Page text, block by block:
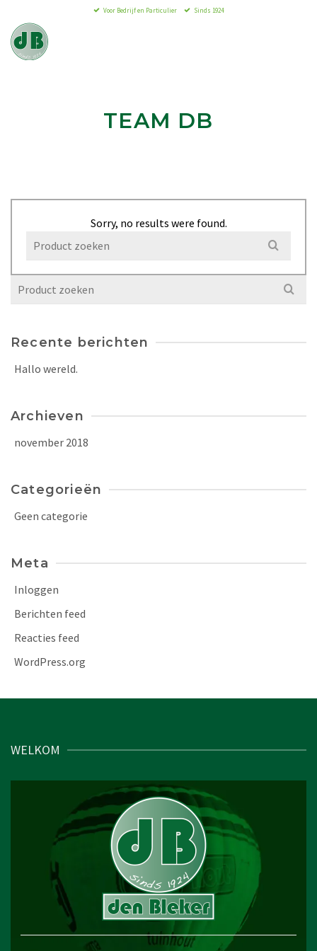
Voor Bedrijf en Particulier Sinds 1924
TEAM DB
Sorry, no results were found.
Search
Search
Recente berichten
Hallo wereld.
Archieven
november 2018
Categorieën
Geen categorie
Meta
Inloggen
Berichten feed
Reacties feed
WordPress.org
WELKOM